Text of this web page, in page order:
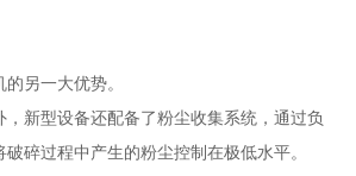
另一大优势。
，新型设备还配备了粉尘收集系统，通过负
碎过程中产生的粉尘控制在极低水平。